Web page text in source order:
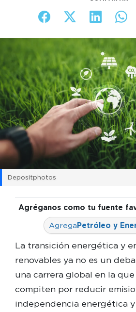
Depositphotos
Agréganos como tu fuente
AgregaPetróleo y
La transición energética y
renovables ya no es un
una carrera global en la que
compiten por reducir
independencia energética